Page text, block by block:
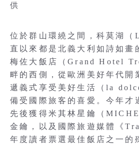
供
位於群山環繞之間，科莫湖（
直以來都是北義大利如詩如畫
梅佐大飯店（Grand Hotel
畔的西側，從歐洲美好年代開
遞義式享受美好生活（la
備受國際旅客的喜愛。今年才
先後獲得米其林星鑰（
金鑰，以及國際旅遊媒體《
年度讀者票選最佳飯店之一的